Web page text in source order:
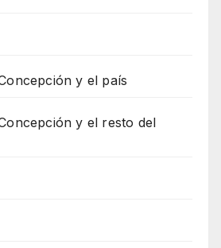
y el país
y el resto del